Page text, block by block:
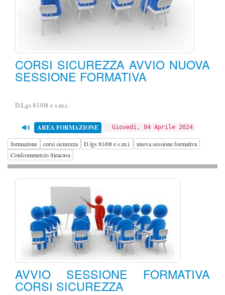
CORSI SICUREZZA AVVIO NUOVA
SESSIONE FORMATIVA
D.Lgs 81/08 e s.m.i.
AREA FORMAZIONE Giovedì, 04 Aprile 2024
formazione corsi sicurezza D.lgs 81/08 e s.m.i.
nuova sessione formativa
Confcommercio Siracusa
AVVIO SESSIONE FORMATIVA
CORSI SICUREZZA